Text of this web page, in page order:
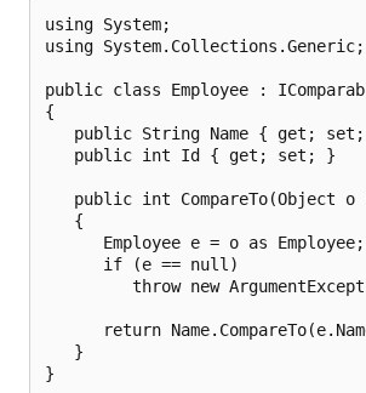
using System;
using System.Collections.Generic;
public class Employee :
{
public String Name { get;
   public int Id { get; set; }
public int CompareTo(Object o
   {
      Employee e = o as Employee;
      if (e == null)
throw new
return
   }
}